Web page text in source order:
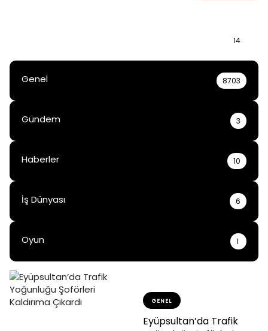
14
Genel 8703
Gündem 3
Haberler 10
İş Dünyası 6
Oyun 1
GENEL
Eyüpsultan’da Trafik